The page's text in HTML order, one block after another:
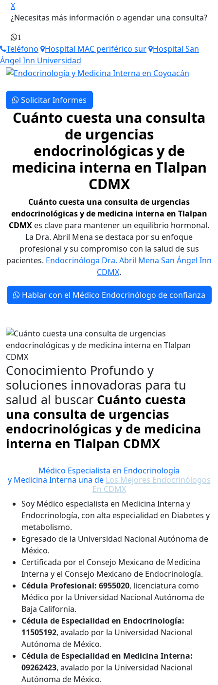
X
¿Necesitas más información o agendar una consulta?
1
Teléfono Hospital MAC periférico sur
Hospital San
Ángel Inn Universidad
Solicitar Informes
Cuánto cuesta una consulta
de urgencias
endocrinológicas y de
medicina interna en Tlalpan
CDMX
Cuánto cuesta una consulta de urgencias
endocrinológicas y de medicina interna en Tlalpan
CDMX es clave para mantener un equilibrio hormonal.
La Dra. Abril Mena se destaca por su enfoque
profesional y su compromiso con la salud de sus
pacientes. Endocrinóloga Dra. Abril Mena San Ángel Inn
CDMX.
Hablar con el Médico Endocrinólogo de confianza
Conocimiento Profundo y
soluciones innovadoras para tu
salud al buscar Cuánto cuesta
una consulta de urgencias
endocrinológicas y de medicina
interna en Tlalpan CDMX
Médico Especialista en Endocrinología
y Medicina Interna una de Los Mejores Endocrinólogos
En CDMX
Soy Médico especialista en Medicina Interna y
Endocrinología, con alta especialidad en Diabetes y
metabolismo.
Egresado de la Universidad Nacional Autónoma de
México.
Certificada por el Consejo Mexicano de Medicina
Interna y el Consejo Mexicano de Endocrinología.
Cédula Profesional: 6955020, licenciatura como
Médico por la Universidad Nacional Autónoma de
Baja California.
Cédula de Especialidad en Endocrinología:
11505192, avalado por la Universidad Nacional
Autónoma de México.
Cédula de Especialidad en Medicina Interna:
09262423, avalado por la Universidad Nacional
Autónoma de México.